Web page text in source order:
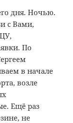
дня. Ночью.
с Вами,
По
в начале
возле
Ещё раз
не